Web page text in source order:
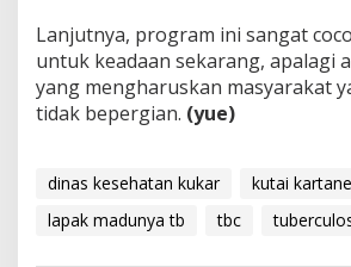
Lanjutnya, program ini sangat
untuk keadaan sekarang, apalagi
yang mengharuskan masyarakat
tidak bepergian. (yue)
dinas kesehatan kukar
kutai
lapak madunya tb
tbc